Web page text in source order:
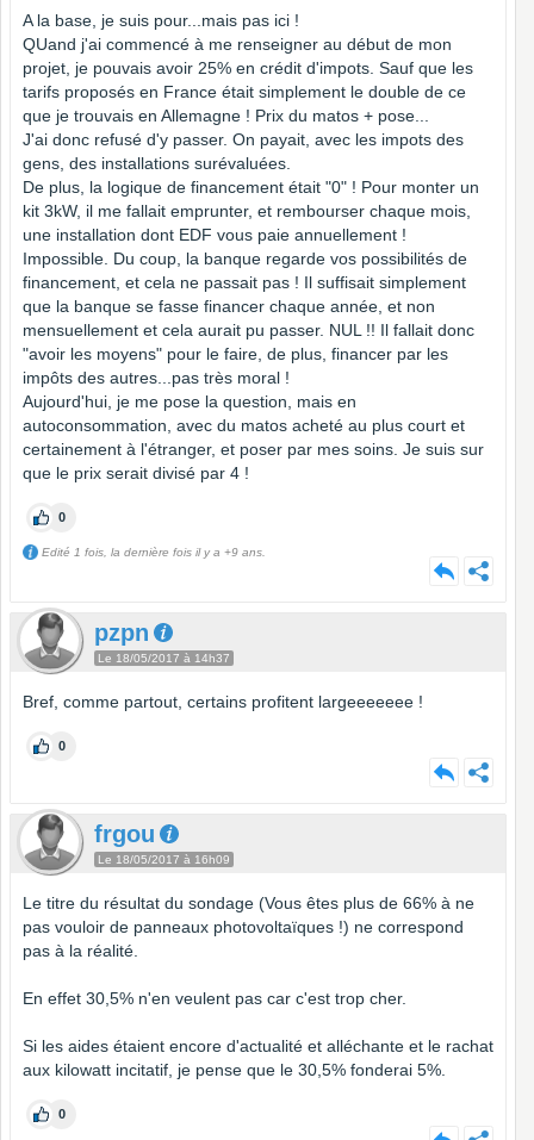
A la base, je suis pour...mais pas ici !
QUand j'ai commencé à me renseigner au début de mon
projet, je pouvais avoir 25% en crédit d'impots. Sauf que les
tarifs proposés en France était simplement le double de ce
que je trouvais en Allemagne ! Prix du matos + pose...
J'ai donc refusé d'y passer. On payait, avec les impots des
gens, des installations surévaluées.
De plus, la logique de financement était "0" ! Pour monter un
kit 3kW, il me fallait emprunter, et rembourser chaque mois,
une installation dont EDF vous paie annuellement !
Impossible. Du coup, la banque regarde vos possibilités de
financement, et cela ne passait pas ! Il suffisait simplement
que la banque se fasse financer chaque année, et non
mensuellement et cela aurait pu passer. NUL !! Il fallait donc
"avoir les moyens" pour le faire, de plus, financer par les
impôts des autres...pas très moral !
Aujourd'hui, je me pose la question, mais en
autoconsommation, avec du matos acheté au plus court et
certainement à l'étranger, et poser par mes soins. Je suis sur
que le prix serait divisé par 4 !
0
Edité 1 fois, la dernière fois il y a +9 ans.
pzpn
Le 18/05/2017 à 14h37
Bref, comme partout, certains profitent largeeeeeee !
0
frgou
Le 18/05/2017 à 16h09
Le titre du résultat du sondage (Vous êtes plus de 66% à ne
pas vouloir de panneaux photovoltaïques !) ne correspond
pas à la réalité.
En effet 30,5% n'en veulent pas car c'est trop cher.
Si les aides étaient encore d'actualité et alléchante et le rachat
aux kilowatt incitatif, je pense que le 30,5% fonderai 5%.
0